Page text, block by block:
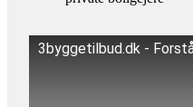
3byggetilbud.dk -